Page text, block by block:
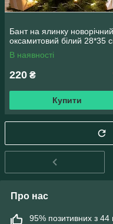
Бант на ялинку новорічний
оксамитовий білий 28*35
В наявності
220 ₴
Купити
Про нас
95% позитивних з 44